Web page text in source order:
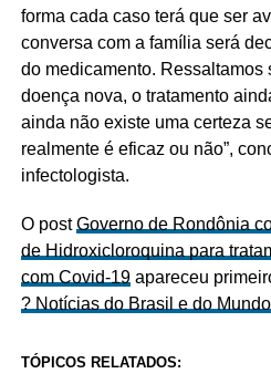
forma cada caso terá que ser
conversa com a família será
do medicamento. Ressaltamos
doença nova, o tratamento
ainda não existe uma certeza
realmente é eficaz ou não”,
infectologista.
O postGoverno de Rondônia
de Hidroxicloroquina para
com Covid-19apareceu
? Notícias do Brasil e do
TÓPICOS RELATADOS: